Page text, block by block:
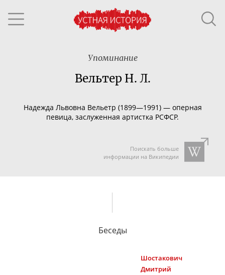
Упоминание
Вельтер Н. Л.
Надежда Львовна Вельетр (1899—1991) — оперная
певица, заслуженная артистка РСФСР.
Поискать больше
информации на Википедии
Беседы
Шостакович
Дмитрий